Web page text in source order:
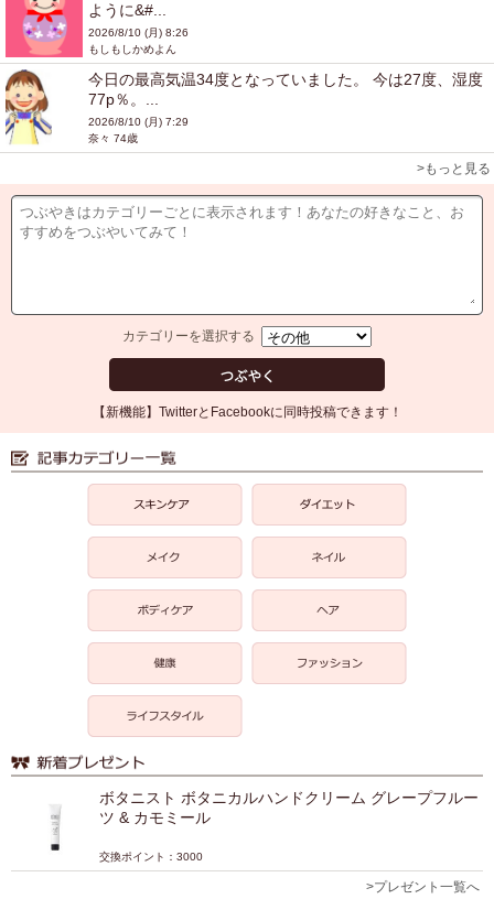
ように&#...
2026/8/10 (月) 8:26
もしもしかめよん
今日の最高気温34度となっていました。 今は27度、湿度
77p％。...
2026/8/10 (月) 7:29
奈々 74歳
>もっと見る
カテゴリーを選択する
【新機能】TwitterとFacebookに同時投稿できます！
ボタニスト ボタニカルハンドクリーム グレープフルー
ツ & カモミール
交換ポイント：3000
>プレゼント一覧へ